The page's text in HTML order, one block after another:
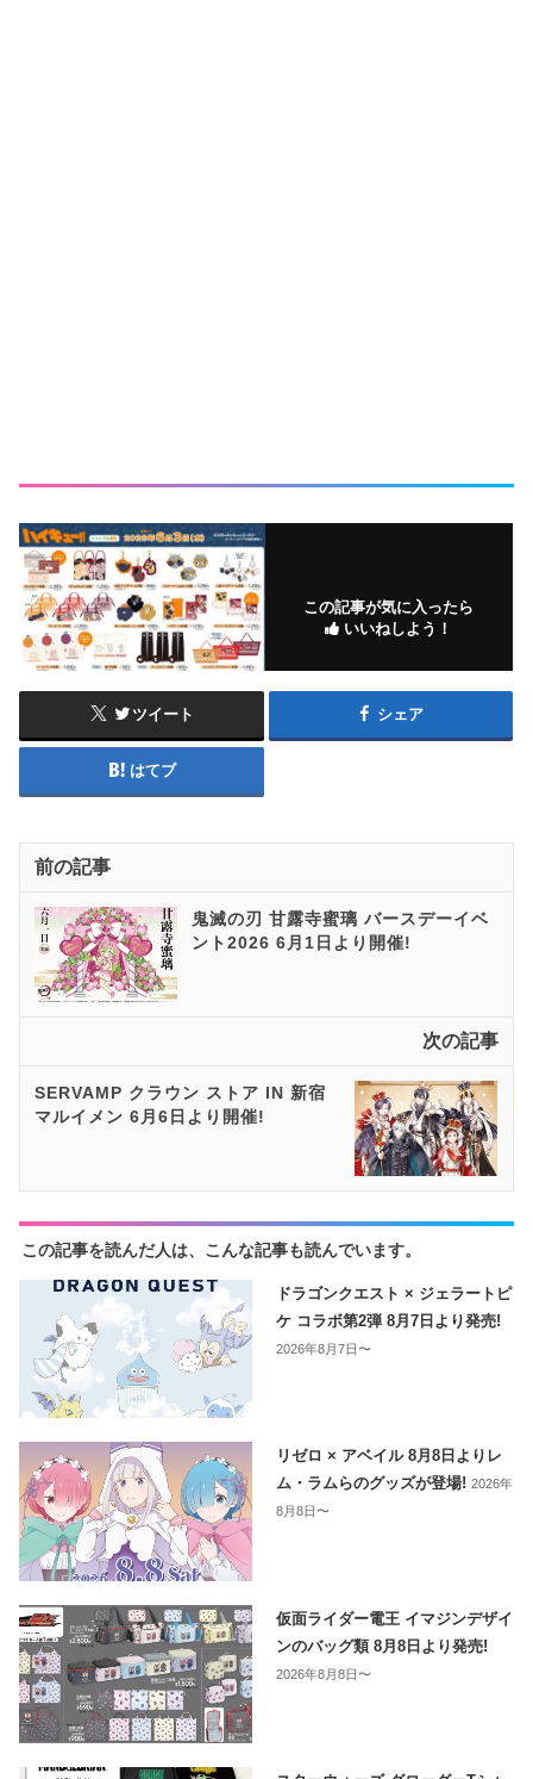
この記事が気に入ったら
いいねしよう！
ツイート シェア
はてブ
前の記事
鬼滅の刃 甘露寺蜜璃 バースデーイベ
ント2026 6月1日より開催!
次の記事
SERVAMP クラウン ストア IN 新宿
マルイメン 6月6日より開催!
この記事を読んだ人は、こんな記事も読んでいます。
ドラゴンクエスト × ジェラートピ
ケ コラボ第2弾 8月7日より発売!
2026年8月7日〜
リゼロ × アベイル 8月8日よりレ
ム・ラムらのグッズが登場!2026年
8月8日〜
仮面ライダー電王 イマジンデザイ
ンのバッグ類 8月8日より発売!
2026年8月8日〜